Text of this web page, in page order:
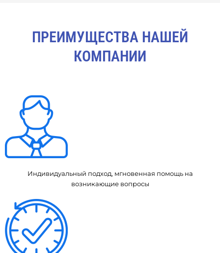
ПРЕИМУЩЕСТВА НАШЕЙ
КОМПАНИИ
Индивидуальный подход, мгновенная помощь на
возникающие вопросы